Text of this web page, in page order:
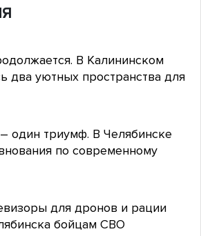
В Калининском
два уютных пространства для
один триумф. В Челябинске
по современному
для дронов и рации
бойцам СВО